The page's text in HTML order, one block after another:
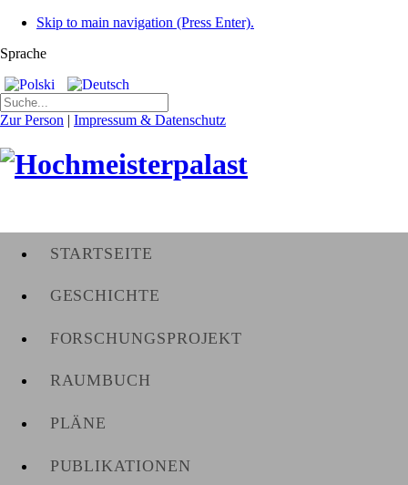
Skip to main navigation (Press Enter).
Sprache
Zur Person | Impressum & Datenschutz
STARTSEITE
GESCHICHTE
FORSCHUNGSPROJEKT
RAUMBUCH
PLÄNE
PUBLIKATIONEN